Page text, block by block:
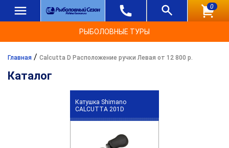
0
РЫБОЛОВНЫЕ ТУРЫ
Главная / Calcutta D Расположение ручки Левая от 12 800 р.
Каталог
Катушка Shimano
CALCUTTA 201D